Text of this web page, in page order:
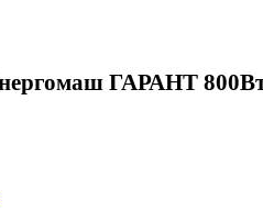
ГАРАНТ